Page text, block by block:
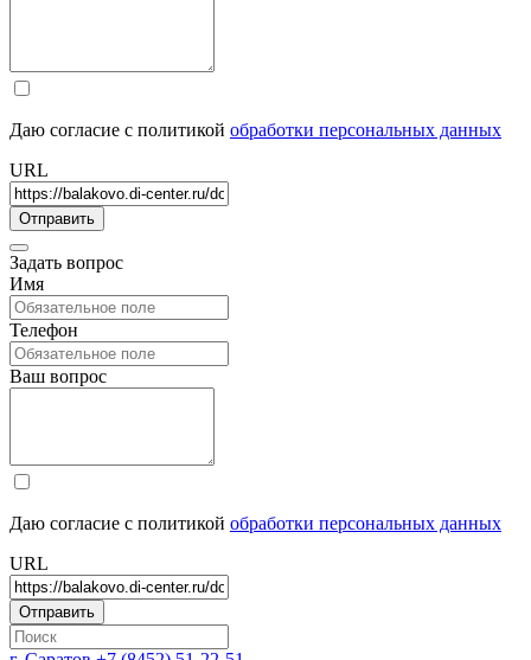
Даю согласие с политикой обработки персональных данных
URL
Задать вопрос
Имя
Телефон
Ваш вопрос
Даю согласие с политикой обработки персональных данных
URL